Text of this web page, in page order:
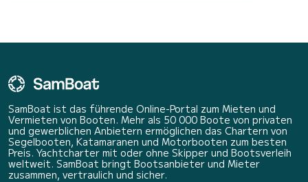
SamBoat ist das führende Online-Portal zum Mieten und
Vermieten von Booten. Mehr als 50 000 Boote von privaten
und gewerblichen Anbietern ermöglichen das Chartern von
Segelbooten, Katamaranen und Motorbooten zum besten
Preis. Yachtcharter mit oder ohne Skipper und Bootsverleih
weltweit. SamBoat bringt Bootsanbieter und Mieter
zusammen, vertraulich und sicher.